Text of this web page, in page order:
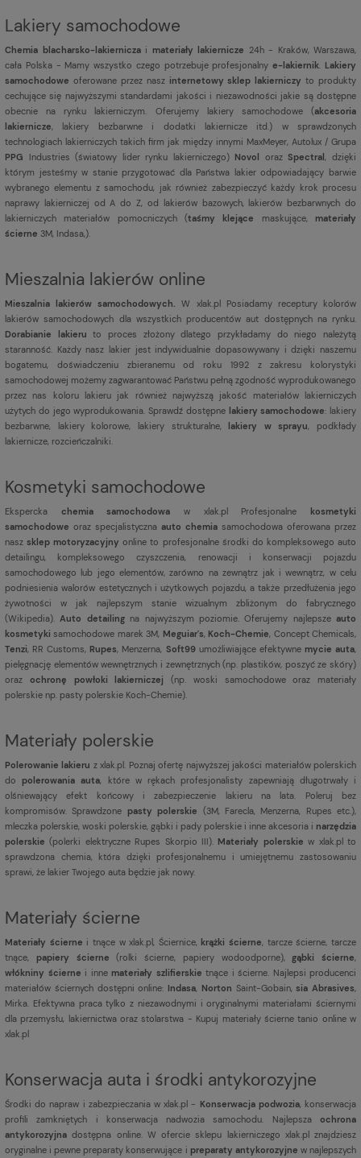
Lakiery samochodowe
Chemia blacharsko-lakierniczai materiały lakiernicze 24h - Kraków, Warszawa,
cała Polska - Mamy wszystko czego potrzebuje profesjonalnye-lakiernik. Lakiery
samochodowe oferowane przez nasz internetowy sklep lakierniczy to produkty
cechujące się najwyższymi standardami jakości i niezawodności jakie są dostępne
obecnie na rynku lakierniczym. Oferujemy lakiery samochodowe (akcesoria
lakiernicze, lakiery bezbarwne i dodatki lakiernicze itd.) w sprawdzonych
technologiach lakierniczych takich firm jak między innymi MaxMeyer, Autolux / Grupa
PPG Industries (światowy lider rynku lakierniczego) Novol orazSpectral, dzięki
którym jesteśmy w stanie przygotować dla Państwa lakier odpowiadający barwie
wybranego elementu z samochodu, jak również zabezpieczyć każdy krok procesu
naprawy lakierniczej od A do Z, od lakierów bazowych, lakierów bezbarwnych do
lakierniczych materiałów pomocniczych (taśmy klejące maskujące,materiały
ścierne 3M, Indasa,).
Mieszalnia lakierów online
Mieszalnia lakierów samochodowych. W xlak.pl Posiadamy receptury kolorów
lakierów samochodowych dla wszystkich producentów aut dostępnych na rynku.
Dorabianie lakieru to proces złożony dlatego przykładamy do niego należytą
staranność. Każdy nasz lakier jest indywidualnie dopasowywany i dzięki naszemu
bogatemu, doświadczeniu zbieranemu od roku 1992 z zakresu kolorystyki
samochodowej możemy zagwarantować Państwu pełną zgodność wyprodukowanego
przez nas koloru lakieru jak również najwyższą jakość materiałów lakierniczych
użytych do jego wyprodukowania. Sprawdź dostępne lakiery samochodowe: lakiery
bezbarwne, lakiery kolorowe, lakiery strukturalne,
lakiery w sprayu, podkłady
lakiernicze, rozcieńczalniki.
Kosmetyki samochodowe
Ekspercka chemia samochodowa w xlak.pl Profesjonalne
kosmetyki
samochodowe oraz specjalistyczna auto chemia samochodowa oferowana przez
naszsklep motoryzacyjny online to profesjonalne środki do kompleksowego auto
detailingu, kompleksowego czyszczenia, renowacji i konserwacji pojazdu
samochodowego lub jego elementów, zarówno na zewnątrz jak i wewnątrz, w celu
podniesienia walorów estetycznych i użytkowych pojazdu, a także przedłużenia jego
żywotności w jak najlepszym stanie wizualnym zbliżonym do fabrycznego
(Wikipedia).Auto detailingna najwyższym poziomie. Oferujemy najlepszeauto
kosmetykisamochodowe marek 3M, Meguiar's, Koch-Chemie, Concept Chemicals,
Tenzi, RR Customs, Rupes, Menzerna, Soft99umożliwiające efektywne mycie auta,
pielęgnację elementów wewnętrznych i zewnętrznych (np. plastików, poszyć ze skóry)
oraz ochronę powłoki lakierniczej (np. woski samochodowe oraz materiały
polerskie np. pasty polerskie Koch-Chemie).
Materiały polerskie
Polerowanie lakieru z xlak.pl. Poznaj ofertę najwyższej jakości materiałów polerskich
dopolerowania auta, które w rękach profesjonalisty zapewniają długotrwały i
olśniewający efekt końcowy i zabezpieczenie lakieru na lata. Poleruj bez
kompromisów. Sprawdzone pasty polerskie (3M, Farecla, Menzerna, Rupes etc.),
mleczka polerskie, woski polerskie, gąbki i pady polerskie i inne akcesoria i narzędzia
polerskie (polerki elektryczne Rupes Skorpio III). Materiały polerskie w xlak.pl to
sprawdzona chemia, która dzięki profesjonalnemu i umiejętnemu zastosowaniu
sprawi, że lakier Twojego auta będzie jak nowy.
Materiały ścierne
Materiały ścierne i tnące w xlak.pl, Ściernice, krążki ścierne, tarcze ścierne, tarcze
tnące, papiery ścierne (rolki ścierne, papiery wodoodporne),gąbki ścierne,
włókniny ścierne i inne materiały szlifierskie tnące i ścierne. Najlepsi producenci
materiałów ściernych dostępni online: Indasa, Norton Saint-Gobain,sia Abrasives,
Mirka. Efektywna praca tylko z niezawodnymi i oryginalnymi materiałami ściernymi
dla przemysłu, lakiernictwa oraz stolarstwa - Kupuj materiały ścierne tanio online w
xlak.pl
Konserwacja auta i środki antykorozyjne
Środki do napraw i zabezpieczania w xlak.pl - Konserwacja podwozia, konserwacja
profili zamkniętych i konserwacja nadwozia samochodu. Najlepsza ochrona
antykorozyjna dostępna online. W ofercie sklepu lakierniczego xlak.pl znajdziesz
oryginalne i pewne preparaty konserwujące i preparaty antykorozyjne w najlepszych